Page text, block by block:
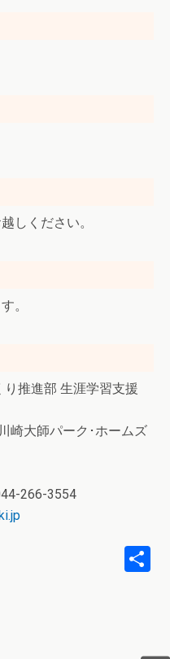
しください。
。
推進部 生涯学習支援
崎大師パーク･ホームズ
266-3554